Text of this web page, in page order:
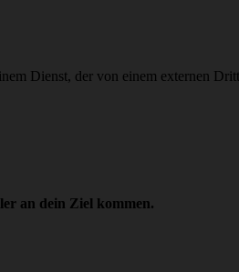
Dienst, der von einem externen
an dein Ziel kommen.